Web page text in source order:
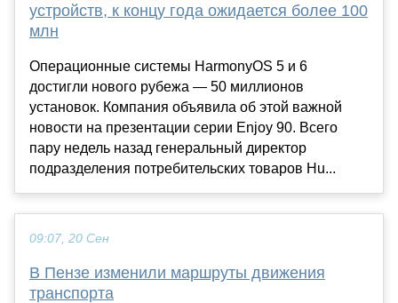
устройств, к концу года ожидается более 100
млн
Операционные системы HarmonyOS 5 и 6
достигли нового рубежа — 50 миллионов
установок. Компания объявила об этой важной
новости на презентации серии Enjoy 90. Всего
пару недель назад генеральный директор
подразделения потребительских товаров Hu...
09:07, 20 Сен
В Пензе изменили маршруты движения
транспорта